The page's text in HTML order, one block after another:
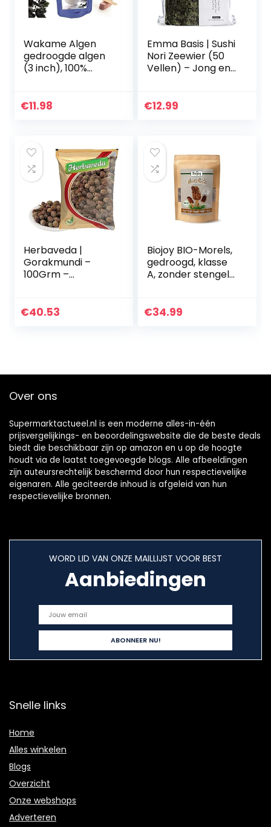
Wakame Algen
gedroogde algen
(3 inch), 100%
hersluitbare zak,
€11.98
Emma Basis | Sushi
Nori Zeewier (50
Vellen) – Jong en
geroosterd | Rijk
€12.99
Herbaveda |
Gorakmundi –
100Grm –
Gorakhmundi –
€40.53
Biojoy BIO-Morels,
gedroogd, klasse
A, zonder stengels,
€34.99
Over ons
Supermarktactueel.nl is een moderne alles-in-één
prijsvergelijkings- en beoordelingswebsite die de beste deals
biedt die beschikbaar zijn op amazon en u op de hoogte
houdt via de laatst toegevoegde blogs. Alle afbeeldingen
zijn auteursrechtelijk beschermd door hun respectievelijke
eigenaren. Alle geciteerde inhoud is afgeleid van hun
respectievelijke bronnen.
WORD LID VAN ONZE MAILLIJST VOOR BEST
Aanbiedingen
Snelle links
Home
Alles winkelen
Blogs
Overzicht
Onze webshops
Adverteren